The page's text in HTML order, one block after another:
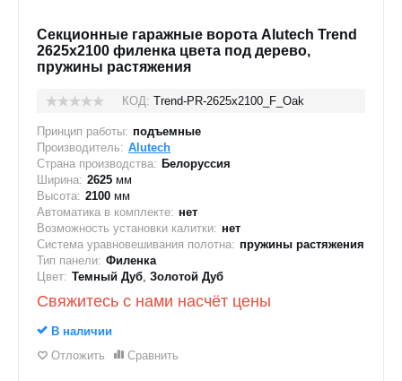
Секционные гаражные ворота Alutech Trend
2625x2100 филенка цвета под дерево,
пружины растяжения
КОД: Trend-PR-2625х2100_F_Oak
Принцип работы: подъемные
Производитель: Alutech
Страна производства: Белоруссия
Ширина: 2625 мм
Высота: 2100 мм
Автоматика в комплекте: нет
Возможность установки калитки: нет
Система уравновешивания полотна: пружины растяжения
Тип панели: Филенка
Цвет: Темный Дуб, Золотой Дуб
Свяжитесь с нами насчёт цены
В наличии
Отложить
Сравнить